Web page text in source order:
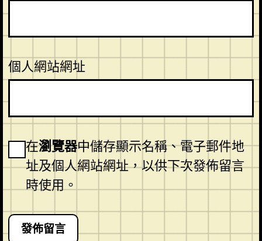
個人網站網址
在瀏覽器中儲存顯示名稱、電子郵件地
址及個人網站網址，以供下次發佈留言
時使用。